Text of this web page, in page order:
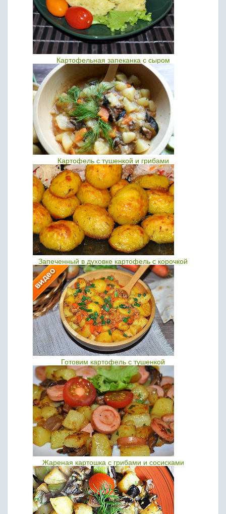
Картофельная запеканка с сыром
Картофель с тушенкой и грибами
Запеченный в духовке картофель с корочкой
Готовим картофель с тушенкой
Жареная картошка с грибами и сосисками